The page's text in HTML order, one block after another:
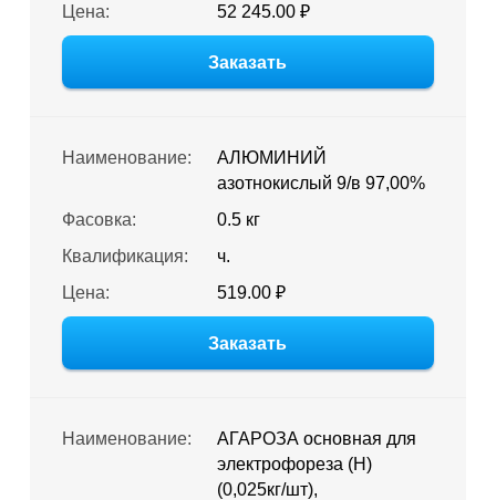
Цена:
52 245.00 ₽
Заказать
Наименование:
АЛЮМИНИЙ
азотнокислый 9/в 97,00%
Фасовка:
0.5 кг
Квалификация:
ч.
Цена:
519.00 ₽
Заказать
Наименование:
АГАРОЗА основная для
электрофореза (H)
(0,025кг/шт),